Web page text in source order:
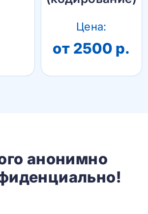
Цена:
от 2500 р.
анонимно